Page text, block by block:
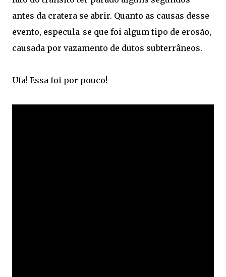
antes da cratera se abrir. Quanto as causas desse
evento, especula-se que foi algum tipo de erosão,
causada por vazamento de dutos subterrâneos.
Ufa! Essa foi por pouco!